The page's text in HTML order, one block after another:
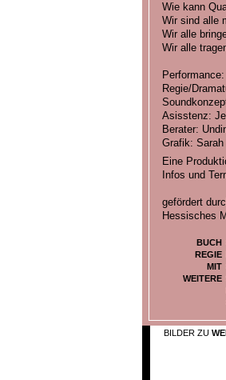
Wie kann
Wir sind alle
Wir alle
Wir alle
Regie/
Asisstenz:
Berater:
Grafik: Sarah
Eine
Infos und
gefördert
Hessisches
BUCH
REGIE
MIT
WEITERE
BILDER ZU